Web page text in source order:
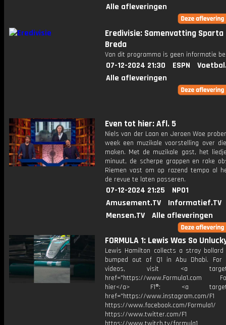
Alle afleveringen
Eredivisie: Samenvatting Sparta
Breda
Van dit programma is geen informatie
07-12-2024 21:30 ESPN
Alle afleveringen
Even tot hier: Afl. 5
Niels van der Laan en Jeroen Woe
week een muzikale voorstelling over
maken. Met de muzikale gast, het
minuut, de scherpe grappen en rake
Riemen vast om op razend tempo al
de revue te laten passeren.
07-12-2024 21:25
NPO1
Amusement.TV
Informatief.TV
Mensen.TV
Alle afleveringen
FORMULA 1: Lewis Was So
Lewis Hamilton collects a stray
bumped out of Q1 in Abu Dhabi. For
videos, visit <a
href="https://www.Formula1.com
hier</a> F1®: <a
href="https://www.instagram.com/F1
https://www.facebook.com/Formula1/
https://www.twitter.com/F1